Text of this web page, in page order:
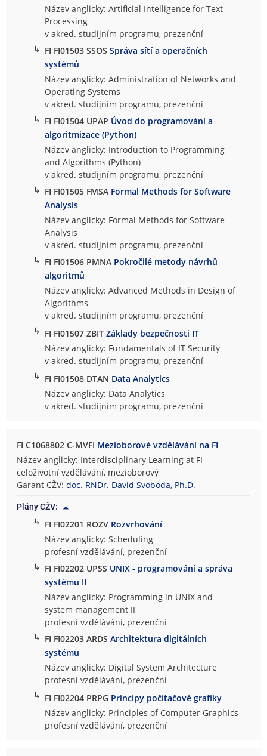
Název anglicky: Artificial Intelligence for Text
Processing
v akred. studijním programu, prezenční
↳ FI FI01503 SSOSSpráva sítí a operačních
systémů
Název anglicky: Administration of Networks and
Operating Systems
v akred. studijním programu, prezenční
↳ FI FI01504 UPAP Úvod do programování a
algoritmizace (Python)
Název anglicky: Introduction to Programming
and Algorithms (Python)
v akred. studijním programu, prezenční
↳ FI FI01505 FMSA Formal Methods for Software
Analysis
Název anglicky: Formal Methods for Software
Analysis
v akred. studijním programu, prezenční
↳ FI FI01506 PMNA Pokročilé metody návrhů
algoritmů
Název anglicky: Advanced Methods in Design of
Algorithms
v akred. studijním programu, prezenční
↳ FI FI01507 ZBITZáklady bezpečnosti IT
Název anglicky: Fundamentals of IT Security
v akred. studijním programu, prezenční
↳ FI FI01508 DTAN Data Analytics
Název anglicky: Data Analytics
v akred. studijním programu, prezenční
FI C1068802 C-MVFI Mezioborové vzdělávání na FI
Název anglicky: Interdisciplinary Learning at FI
celoživotní vzdělávání, mezioborový
Garant CŽV:doc. RNDr. David Svoboda, Ph.D.
Plány CŽV:
↳ FI FI02201 ROZV Rozvrhování
Název anglicky: Scheduling
profesní vzdělávání, prezenční
↳ FI FI02202 UPSS UNIX - programování a správa
systému II
Název anglicky: Programming in UNIX and
system management II
profesní vzdělávání, prezenční
↳ FI FI02203 ARDSArchitektura digitálních
systémů
Název anglicky: Digital System Architecture
profesní vzdělávání, prezenční
↳ FI FI02204 PRPG Principy počítačové grafiky
Název anglicky: Principles of Computer Graphics
profesní vzdělávání, prezenční